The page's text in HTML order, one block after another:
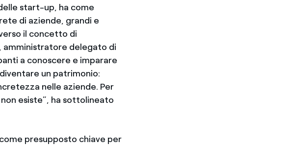
start-up, ha come
di aziende, grandi e
il concetto di
, amministratore delegato di
a conoscere e imparare
un patrimonio:
nelle aziende. Per
esiste”, ha sottolineato
presupposto chiave per